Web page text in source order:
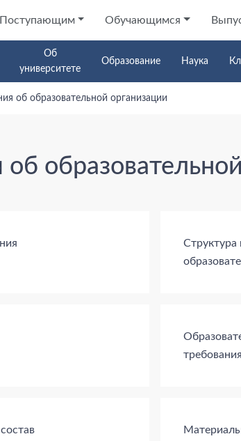
Поступающим Обучающимся
Об
университете
Образование Наука
об образовательной организации
Структура
требования